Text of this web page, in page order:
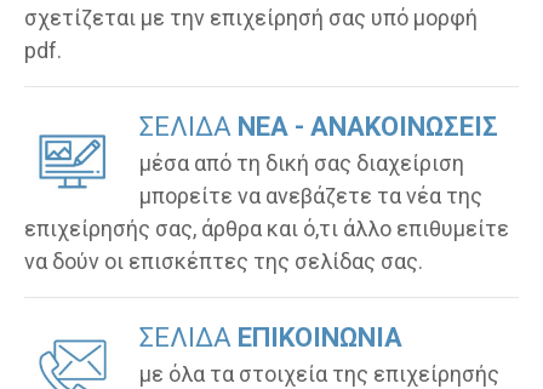
σχετίζεται με την επιχείρησή σας υπό μορφή
pdf.
ΣΕΛΙΔΑ ΝΕΑ - ΑΝΑΚΟΙΝΩΣΕΙΣ
μέσα από τη δική σας διαχείριση
μπορείτε να ανεβάζετε τα νέα της
επιχείρησής σας, άρθρα και ό,τι άλλο επιθυμείτε
να δούν οι επισκέπτες της σελίδας σας.
ΣΕΛΙΔΑ ΕΠΙΚΟΙΝΩΝΙΑ
με όλα τα στοιχεία της επιχείρησής